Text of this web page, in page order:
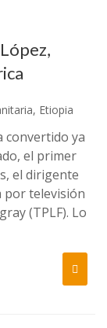
, Etiopia
convertido ya
el primer
el dirigente
por televisión
(TPLF). Lo